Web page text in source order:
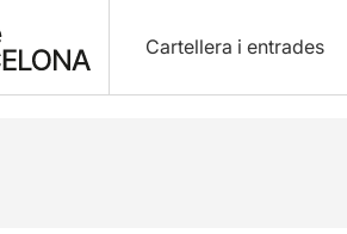
Cartellera i entrades
Fitxa artística Fotos i vídeos